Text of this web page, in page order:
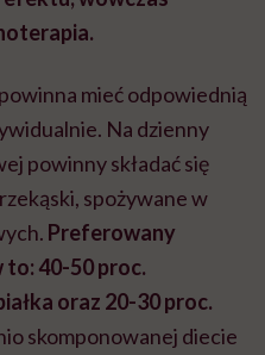
mieć odpowiednią
Na dzienny
powinny składać się
spożywane w
Preferowany
to: 40-50 proc.
oraz 20-30 proc.
skomponowanej diecie